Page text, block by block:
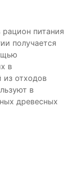
питания
получается
в
отходов
в
древесных